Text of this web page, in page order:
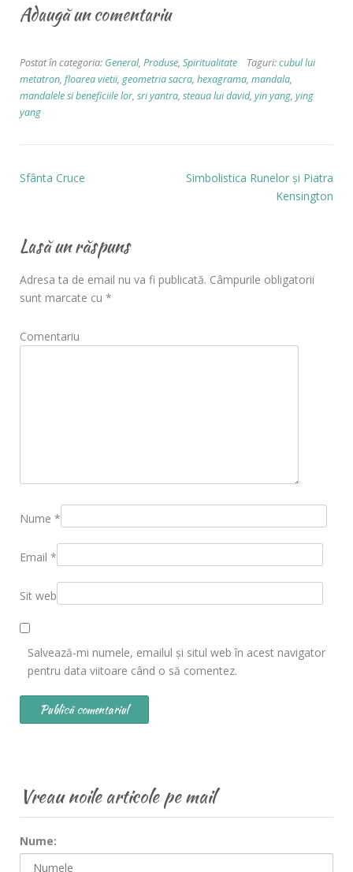
Adaugă un comentariu
Postat în categoria: General, Produse, Spiritualitate Taguri:cubul lui
metatron, floarea vietii, geometria sacra, hexagrama, mandala,
mandalele si beneficiile lor, sri yantra, steaua lui david, yin yang, ying
yang
Sfânta Cruce
Simbolistica Runelor și Piatra
Kensington
Lasă un răspuns
Adresa ta de email nu va fi publicată. Câmpurile obligatorii
sunt marcate cu *
Comentariu
Nume *
Email *
Sit web
Salvează-mi numele, emailul și situl web în acest navigator
pentru data viitoare când o să comentez.
Vreau noile articole pe mail
Nume: